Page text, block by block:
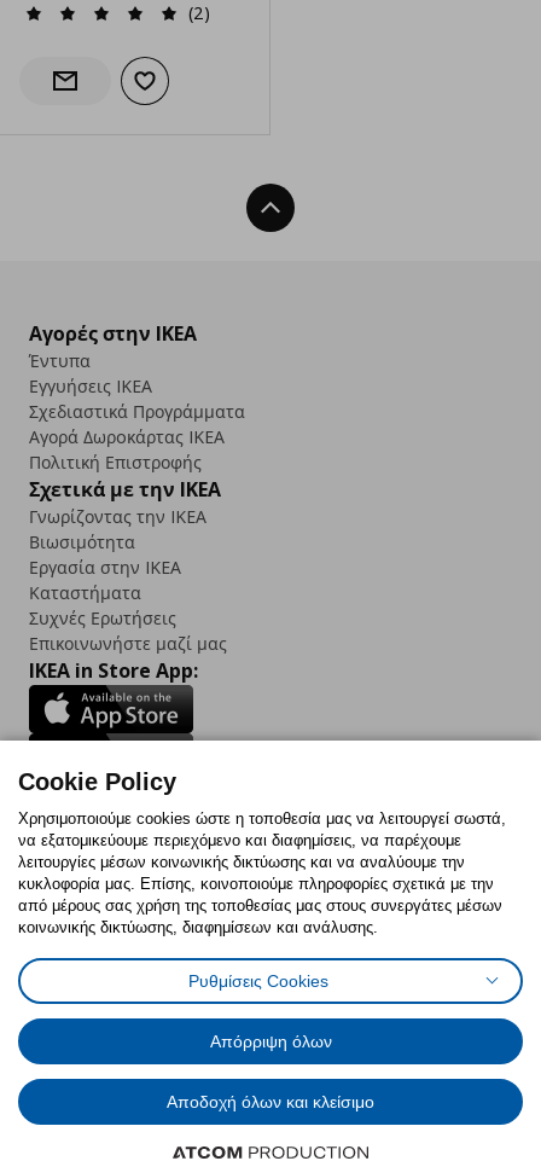
(2)
Ενημέρωση διαθεσιμότητας
Προσθήκη στα αγαπημένα
Back To Top
Αγορές στην IKEA
Έντυπα
Εγγυήσεις IKEA
Σχεδιαστικά Προγράμματα
Αγορά Δωρoκάρτας IKEA
Πολιτική Επιστροφής
Σχετικά με την IKEA
Γνωρίζοντας την IKEA
Βιωσιμότητα
Εργασία στην IKEA
Καταστήματα
Συχνές Ερωτήσεις
Επικοινωνήστε μαζί μας
IKEA in Store App:
Follow us:
FacebookInstagram
TikTokYoutubePinterestTwitter
Πολιτική CookiesΔήλωση ψηφιακής προσβασιμότητας
Έντυπο Επιστροφής / ΑκύρωσηςΡυθμίσεις cookiesΌροι Χρήσης
Γενική Πολιτική Προσωπικών Δεδομένων
Πολιτική Προσωπικών Δεδομένων για IKEA.com.cy
© Inter-IKEA Systems B.V. 1999 - 2025
Cookie Policy
Χρησιμοποιούμε cookies ώστε η τοποθεσία μας να λειτουργεί σωστά,
να εξατομικεύουμε περιεχόμενο και διαφημίσεις, να παρέχουμε
λειτουργίες μέσων κοινωνικής δικτύωσης και να αναλύουμε την
κυκλοφορία μας. Επίσης, κοινοποιούμε πληροφορίες σχετικά με την
από μέρους σας χρήση της τοποθεσίας μας στους συνεργάτες μέσων
κοινωνικής δικτύωσης, διαφημίσεων και ανάλυσης.
Ρυθμίσεις Cookies
Απόρριψη όλων
Αποδοχή όλων και κλείσιμο